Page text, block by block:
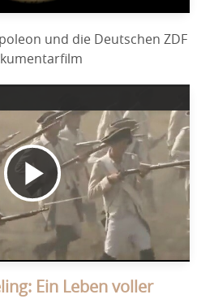
und die Deutschen ZDF
Video
abspielen
Ein Leben voller